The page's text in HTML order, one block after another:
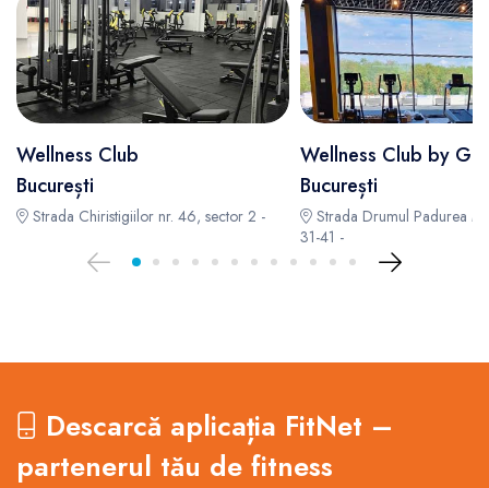
Wellness Club
București
Strada Chiristigiilor nr. 46, sector 2 -
Wellness Club by
București
Strada Drumul Padurea
31-41 -
Descarcă aplicația FitNet –
partenerul tău de fitness